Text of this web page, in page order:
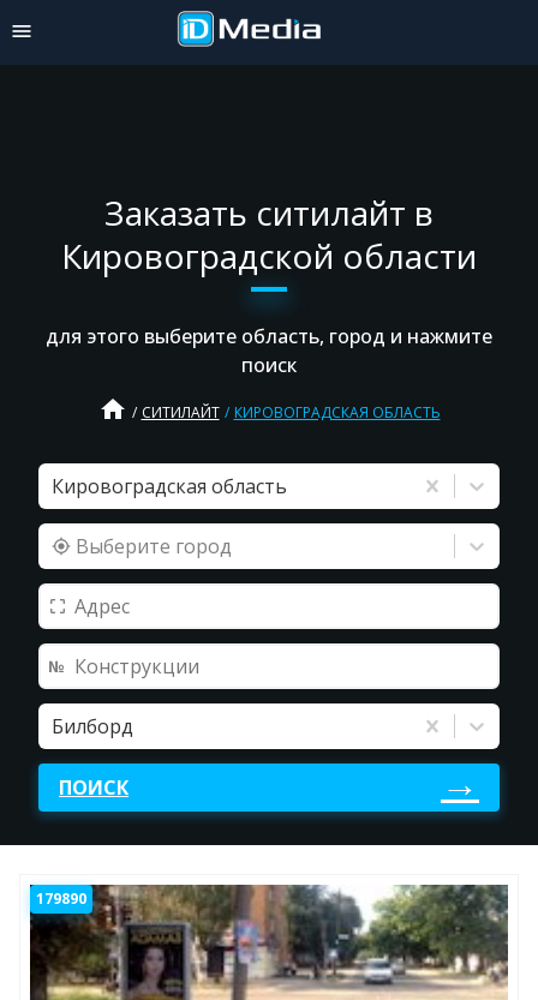
Заказать ситилайт в
Кировоградской области
для этого выберите область, город и нажмите
поиск
home СИТИЛАЙТ КИРОВОГРАДСКАЯ ОБЛАСТЬ
Кировоградская область
Выберите город
Билборд
ПОИСК
179890